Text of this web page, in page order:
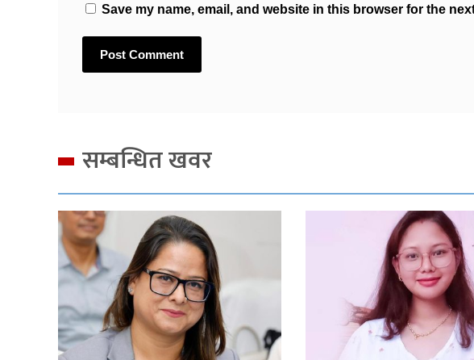
Save my name, email, and website in this browser for the
सम्बन्धित खवर